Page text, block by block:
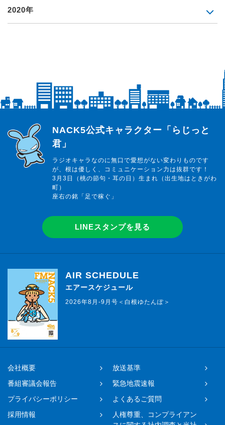
2020年
らじっと君
NACK5公式キャラクター「らじっと
君」
ラジオキャラなのに無口で愛想がない変わりものです
が、根は優しく、コミュニケーション力は抜群です！
3月3日（桃の節句・耳の日）生まれ（出生地はときがわ
町）
座右の銘「足で稼ぐ」
LINEスタンプを見る
AIR SCHEDULE
エアースケジュール
2026年8月-9月号＜白根ゆたんぽ＞
会社概要
放送基準
番組審議会報告
緊急地震速報
プライバシーポリシー
よくあるご質問
採用情報
人権尊重、コンプライアン